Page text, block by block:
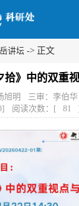
讲坛 -> 正文
拾》中的双重
旭明 三审：李伯
阅读次数：[
81 ]